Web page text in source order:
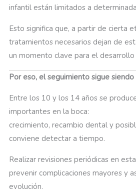
infantil están limitados a
Esto significa que, a partir de cierta
tratamientos necesarios dejan de
un momento clave para el
Por eso, el seguimiento sigue
Entre los 10 y los 14 años se
importantes en la boca:
crecimiento, recambio dental y
conviene detectar a tiempo.
Realizar revisiones periódicas en
prevenir complicaciones mayores y
evolución.